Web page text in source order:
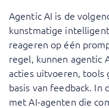
Agentic AI is de
kunstmatige
reageren op één
regel, kunnen agentic
acties uitvoeren, tools
basis van feedback.
met AI-agenten die